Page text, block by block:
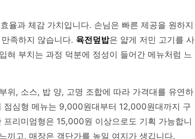
율과 체감 가치입니다. 손님은 빠른 제공을 원하지
족하지 않습니다. 육전덮밥은 얇게 저민 고기를 사
혀 부치는 과정 덕분에 정성이 들어간 메뉴처럼 느
위, 소스, 밥 양, 고명 조합에 따라 가격대를 유연하
점심형 메뉴는 9,000원대부터 12,000원대까지 구
리미엄형은 15,000원 이상으로도 기획 가능합니
끼고, 매장은 객단가를 높일 여지가 생깁니다.